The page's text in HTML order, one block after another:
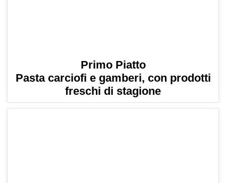
Primo Piatto
Pasta carciofi e gamberi, con prodotti
freschi di stagione